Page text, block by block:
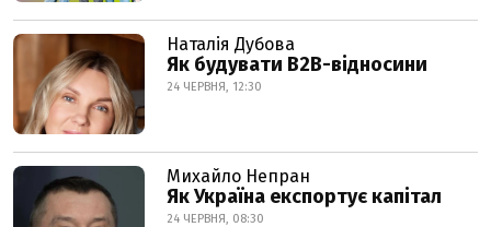
Наталія Дубова
Як будувати B2B-відносини
24 ЧЕРВНЯ, 12:30
Михайло Непран
Як Україна експортує капітал
24 ЧЕРВНЯ, 08:30